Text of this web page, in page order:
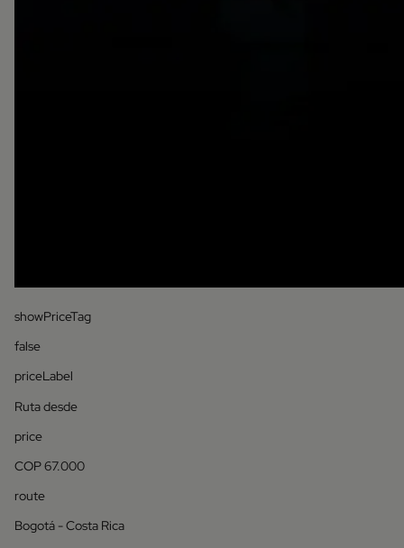
showPriceTag
false
priceLabel
Ruta desde
price
COP 67.000
route
Bogotá - Costa Rica